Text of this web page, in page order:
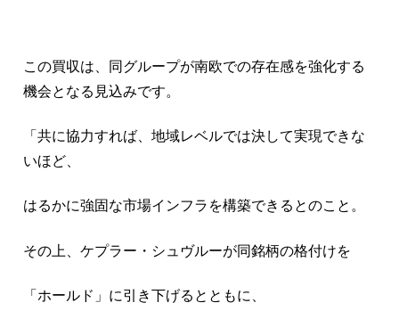
この買収は、同グループが南欧での存在感を強化する
機会となる見込みです。
「共に協力すれば、地域レベルでは決して実現できな
いほど、
はるかに強固な市場インフラを構築できるとのこと。
その上、ケプラー・シュヴルーが同銘柄の格付けを
「ホールド」に引き下げるとともに、